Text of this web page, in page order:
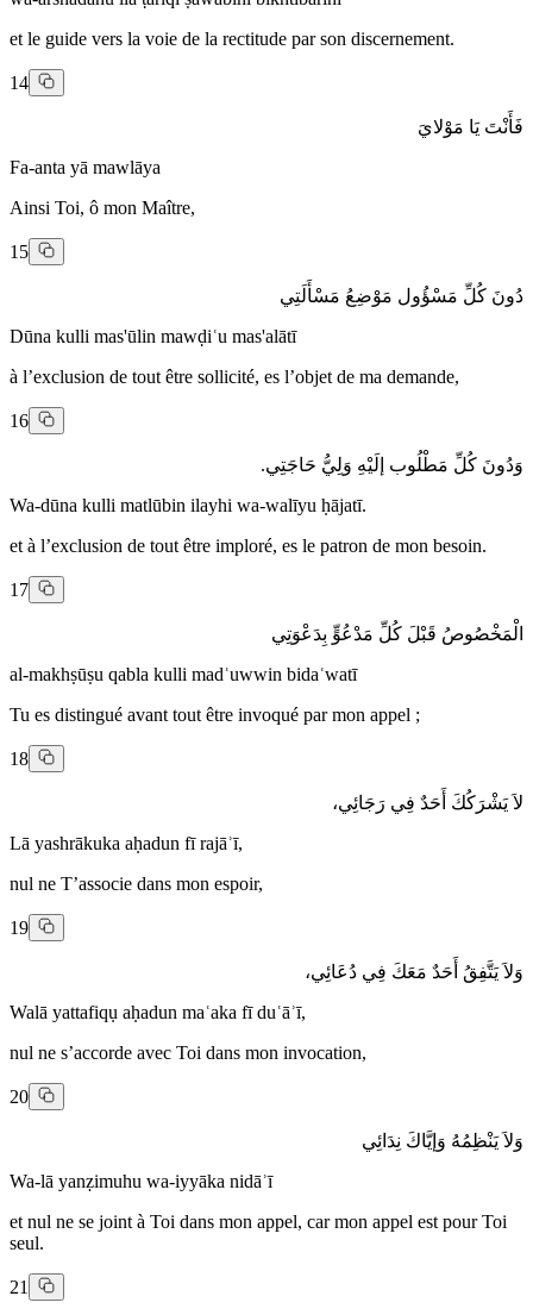
et le guide vers la voie de la rectitude par son discernement.
14
فَأَنْتَ يَا مَوْلايَ
Fa-anta yā mawlāya
Ainsi Toi, ô mon Maître,
15
دُونَ كُلِّ مَسْؤُول مَوْضِعُ مَسْأَلَتِي
Dūna kulli mas'ūlin mawḍiʿu mas'alātī
à l’exclusion de tout être sollicité, es l’objet de ma demande,
16
وَدُونَ كُلِّ مَطْلُوب إلَيْهِ وَلِيُّ حَاجَتِي.
Wa-dūna kulli matlūbin ilayhi wa-walīyu ḥājatī.
et à l’exclusion de tout être imploré, es le patron de mon besoin.
17
الْمَخْصُوصُ قَبْلَ كُلِّ مَدْعُوٍّ بِدَعْوَتِي
al-makhṣūṣu qabla kulli madʿuwwin bidaʿwatī
Tu es distingué avant tout être invoqué par mon appel ;
18
لاَ يَشْرَكُكَ أَحَدٌ فِي رَجَائِي،
Lā yashrākuka aḥadun fī rajāʾī,
nul ne T’associe dans mon espoir,
19
وَلاَ يَتَّفِقُ أَحَدٌ مَعَكَ فِي دُعَائِي،
Walā yattafiqụ aḥadun maʿaka fī duʿāʾī,
nul ne s’accorde avec Toi dans mon invocation,
20
وَلاَ يَنْظِمُهُ وَإيَّاكَ نِدَائِي
Wa-lā yanẓimuhu wa-iyyāka nidāʾī
et nul ne se joint à Toi dans mon appel, car mon appel est pour Toi
seul.
21